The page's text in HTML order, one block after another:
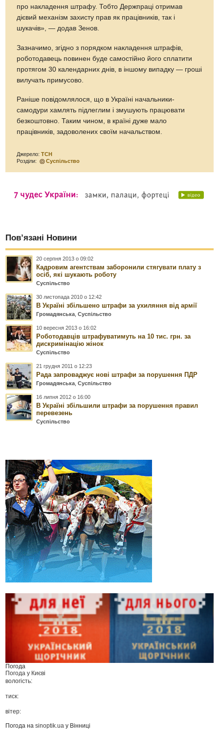
про накладення штрафу. Тобто Держпраці отримав
дієвий механізм захисту прав як працівників, так і
шукачів», — додав Зенов.
Зазначимо, згідно з порядком накладення штрафів,
роботодавець повинен буде самостійно його сплатити
протягом 30 календарних днів, в іншому випадку — гроші
вилучать примусово.
Раніше повідомлялося, що в Україні начальники-
самодури хамлять підлеглим і змушують працювати
безкоштовно. Таким чином, в країні дуже мало
працівників, задоволених своїм начальством.
Джерело:ТСН
Розділи:
Суспільство
Пов’язані Новини
20 серпня 2013 о 09:02
Кадровим агентствам заборонили стягувати плату з
осіб, які шукають роботу
Суспільство
30 листопада 2010 о 12:42
В Україні збільшено штрафи за ухиляння від армії
Громадянська,Суспільство
10 вересня 2013 о 16:02
Роботодавців штрафуватимуть на 10 тис. грн. за
дискримінацію жінок
Суспільство
21 грудня 2011 о 12:23
Рада запроваджує нові штрафи за порушення ПДР
Громадянська,Суспільство
16 липня 2012 о 16:00
В Україні збільшили штрафи за порушення правил
перевезень
Суспільство
Погода
Погода у Києві
вологість:
тиск:
вітер:
Погода наsinoptik.ua у Вінниці